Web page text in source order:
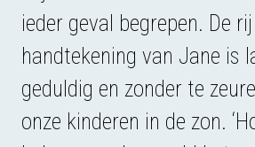
ieder geval begrepen. De
handtekening van Jane is
geduldig en zonder te
onze kinderen in de zon.